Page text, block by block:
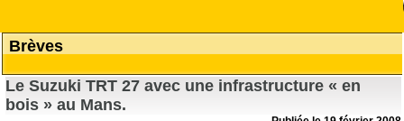
Brèves
Le Suzuki TRT 27 avec une infrastructure « en
bois » au Mans.